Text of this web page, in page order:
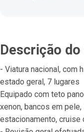
Descrição do
- Viatura nacional, com
estado geral, 7 lugares
Equipado com teto
xenon, bancos em
estacionamento, cruise